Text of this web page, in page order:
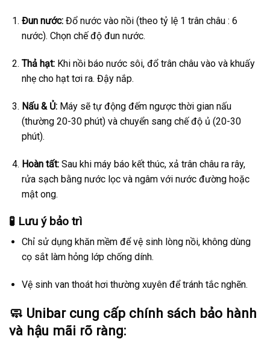
Đun nước:Đổ nước vào nồi (theo tỷ lệ 1 trân châu : 6
nước). Chọn chế độ đun nước.
Thả hạt:Khi nồi báo nước sôi, đổ trân châu vào và khuấy
nhẹ cho hạt tơi ra. Đậy nắp.
Nấu & Ủ:Máy sẽ tự động đếm ngược thời gian nấu
(thường 20-30 phút) và chuyển sang chế độ ủ (20-30
phút).
Hoàn tất:Sau khi máy báo kết thúc, xả trân châu ra rây,
rửa sạch bằng nước lọc và ngâm với nước đường hoặc
mật ong.
🧪 Lưu ý bảo trì
Chỉ sử dụng khăn mềm để vệ sinh lòng nồi, không dùng
cọ sắt làm hỏng lớp chống dính.
Vệ sinh van thoát hơi thường xuyên để tránh tắc nghẽn.
🧼 Unibar cung cấp chính sách bảo hành
và hậu mãi rõ ràng: